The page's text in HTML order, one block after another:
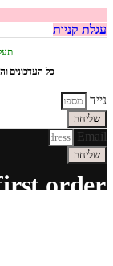
עגלת קניות
כל העדכונים
נייד
שליחה
Email
שליחה
order